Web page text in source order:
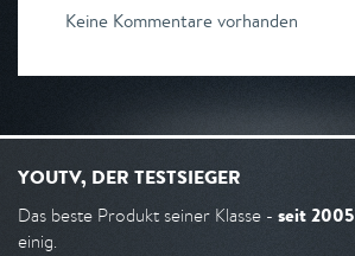
Keine Kommentare vorhanden
YOUTV, DER TESTSIEGER
Das beste Produkt seiner Klasse - seit 2005
einig.